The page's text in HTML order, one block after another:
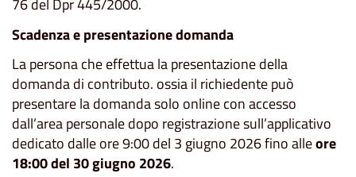
76 del Dpr 445/2000.
Scadenza e presentazione domanda
La persona che effettua la presentazione della
domanda di contributo. ossia il richiedente può
presentare la domanda solo online con accesso
dall’area personale dopo registrazione sull’applicativo
dedicato dalle ore 9:00 del 3 giugno 2026 fino alleore
18:00 del 30 giugno 2026.